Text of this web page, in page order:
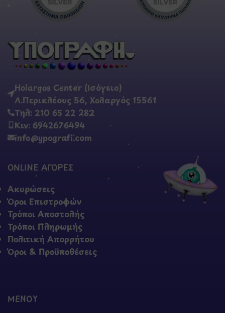
Holargos Center (Ισόγειο)
Λ.Περικλέους 56, Χολαργός 15561
Τηλ: 210 65 22 282
Κιν: 6942676494
info@ypografi.com
ONLINE ΑΓΟΡΕΣ
Ακυρώσεις
Όροι Επιστροφών
Τρόποι Αποστολής
Τρόποι Πληρωμής
Πολιτική Απορρήτου
Όροι & Προϋποθέσεις
ΜΕΝΟΥ